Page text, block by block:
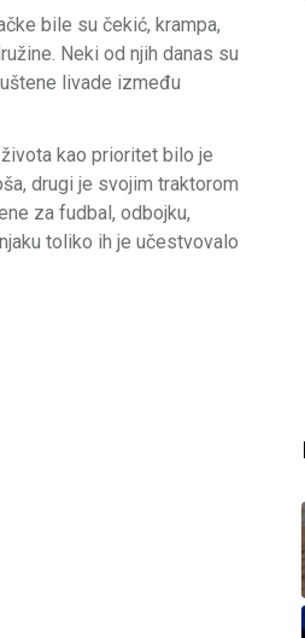
bile su čekić, krampa,
Neki od njih danas su
livade između
kao prioritet bilo je
drugi je svojim traktorom
za fudbal, odbojku,
toliko ih je učestvovalo